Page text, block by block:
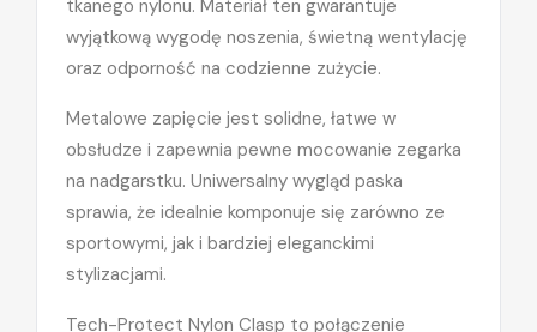
tkanego nylonu. Materiał ten gwarantuje
wyjątkową wygodę noszenia, świetną wentylację
oraz odporność na codzienne zużycie.
Metalowe zapięcie jest solidne, łatwe w
obsłudze i zapewnia pewne mocowanie zegarka
na nadgarstku. Uniwersalny wygląd paska
sprawia, że idealnie komponuje się zarówno ze
sportowymi, jak i bardziej eleganckimi
stylizacjami.
Tech-Protect Nylon Clasp to połączenie